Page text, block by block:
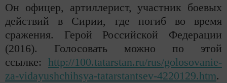
Он офицер, артиллерист, участник боевых
действий в Сирии, где погиб во время
сражения. Герой Российской Федерации
(2016). Голосовать можно по этой
ссылке: http://100.tatarstan.ru/rus/golosovanie-
za-vidayushchihsya-tatarstantsev-4220129.htm.